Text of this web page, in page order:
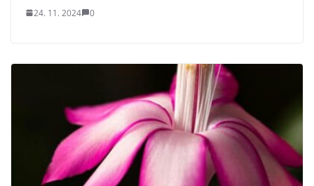
24. 11. 2024 0